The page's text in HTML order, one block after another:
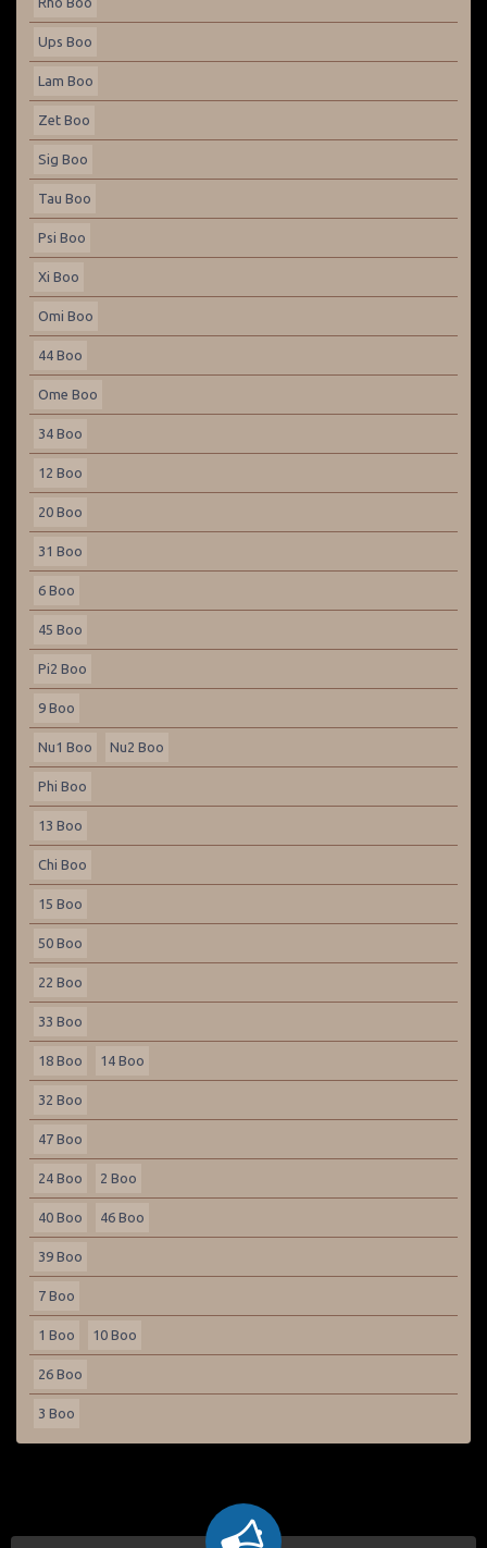
Ups Boo
Lam Boo
Zet Boo
Sig Boo
Tau Boo
Psi Boo
Xi Boo
Omi Boo
44 Boo
Ome Boo
34 Boo
12 Boo
20 Boo
31 Boo
6 Boo
45 Boo
Pi2 Boo
9 Boo
Nu1 Boo Nu2 Boo
Phi Boo
13 Boo
Chi Boo
15 Boo
50 Boo
22 Boo
33 Boo
18 Boo 14 Boo
32 Boo
47 Boo
24 Boo 2 Boo
40 Boo 46 Boo
39 Boo
7 Boo
1 Boo 10 Boo
26 Boo
3 Boo